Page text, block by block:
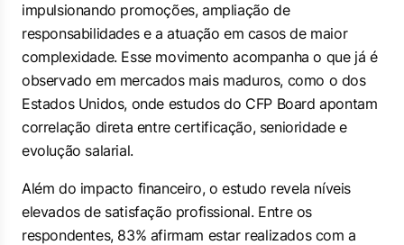
impulsionando promoções, ampliação de
responsabilidades e a atuação em casos de maior
complexidade. Esse movimento acompanha o que já é
observado em mercados mais maduros, como o dos
Estados Unidos, onde estudos do CFP Board apontam
correlação direta entre certificação, senioridade e
evolução salarial.
Além do impacto financeiro, o estudo revela níveis
elevados de satisfação profissional. Entre os
respondentes, 83% afirmam estar realizados com a